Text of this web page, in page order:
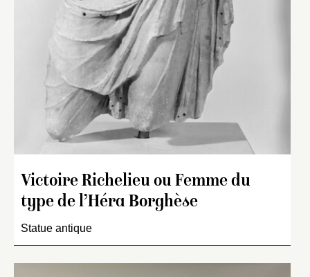
Victoire Richelieu ou Femme du
type de l’Héra Borghèse
Statue antique